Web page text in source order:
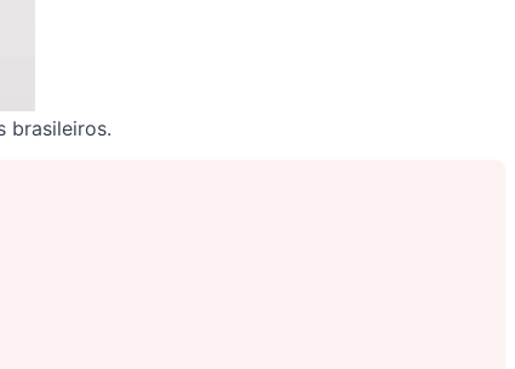
brasileiros.